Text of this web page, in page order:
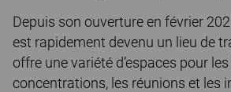
Depuis son ouverture en février
est rapidement devenu un lieu de
offre une variété d’espaces pour
concentrations, les réunions et les